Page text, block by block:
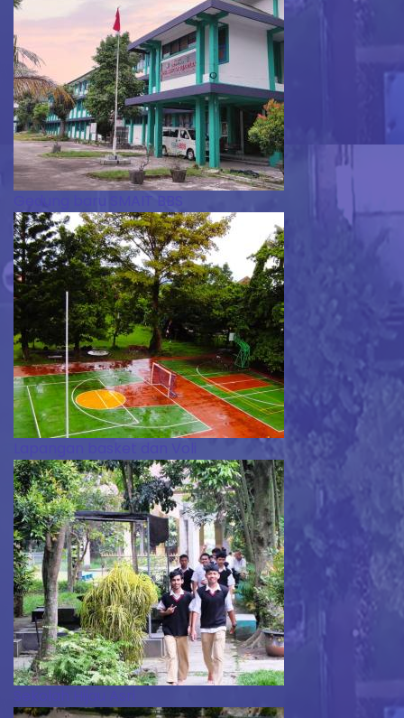
Gedung baru SMAIT BBS
Lapangan basket dan Voli
Sekolah Hijau Asri